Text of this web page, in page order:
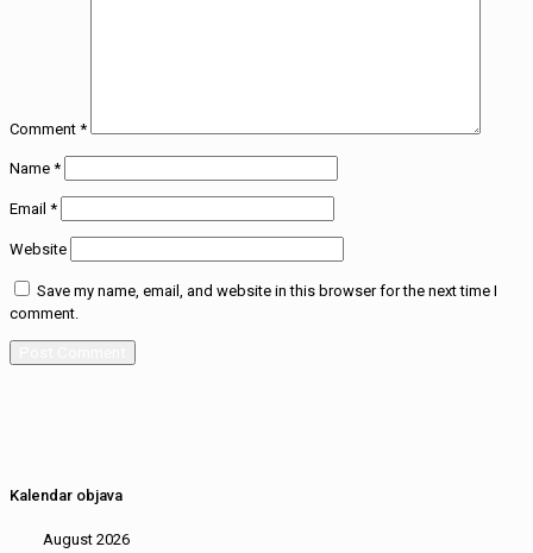
Comment *
Name *
Email *
Website
Save my name, email, and website in this browser for the next time I
comment.
Kalendar objava
August 2026